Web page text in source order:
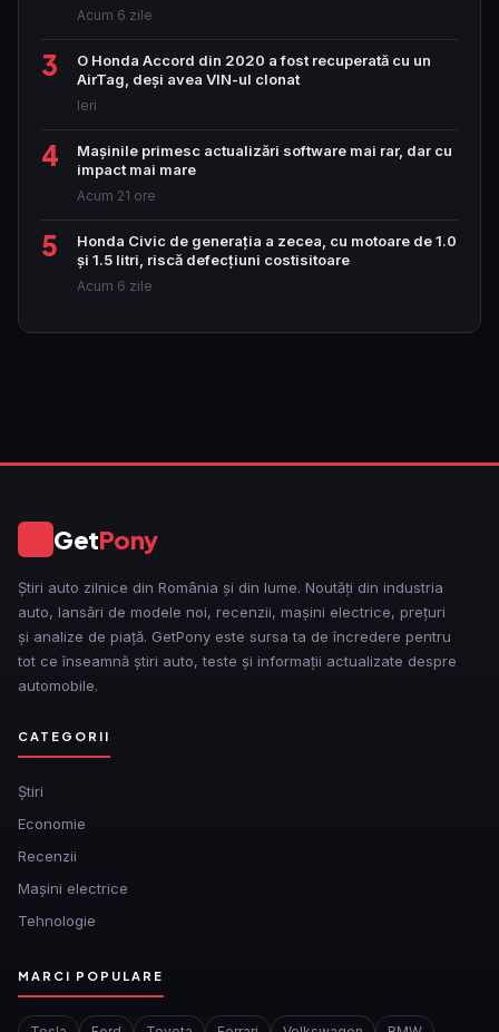
Acum 6 zile
3
O Honda Accord din 2020 a fost recuperată cu un
AirTag, deși avea VIN-ul clonat
Ieri
4
Mașinile primesc actualizări software mai rar, dar cu
impact mai mare
Acum 21 ore
5
Honda Civic de generația a zecea, cu motoare de 1.0
și 1.5 litri, riscă defecțiuni costisitoare
Acum 6 zile
GetPony
Știri auto zilnice din România și din lume. Noutăți din industria
auto, lansări de modele noi, recenzii, mașini electrice, prețuri
și analize de piață. GetPony este sursa ta de încredere pentru
tot ce înseamnă știri auto, teste și informații actualizate despre
automobile.
CATEGORII
Ştiri
Economie
Recenzii
Mașini electrice
Tehnologie
MARCI POPULARE